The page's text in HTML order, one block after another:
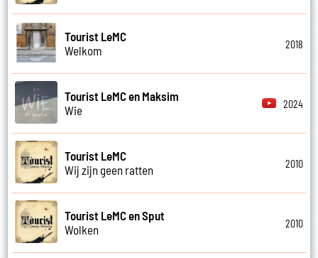
Tourist LeMC
Welkom
2018
Tourist LeMC en Maksim
Wie
2024
Tourist LeMC
Wij zijn geen ratten
2010
Tourist LeMC en Sput
Wolken
2010